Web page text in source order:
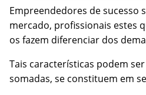
Empreendedores de sucesso
mercado, profissionais estes
os fazem diferenciar dos
Tais características podem
somadas, se constituem em